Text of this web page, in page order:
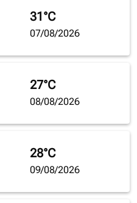
31°C
07/08/2026
27°C
08/08/2026
28°C
09/08/2026